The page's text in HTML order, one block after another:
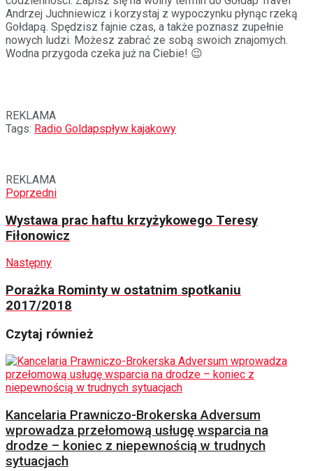
Andrzej Juchniewicz i korzystaj z wypoczynku płynąc rzeką
Gołdapą. Spędzisz fajnie czas, a także poznasz zupełnie
nowych ludzi. Możesz zabrać ze sobą swoich znajomych.
Wodna przygoda czeka już na Ciebie! 😉
REKLAMA
Tags: Radio Goldapspływ kajakowy
REKLAMA
Poprzedni
Wystawa prac haftu krzyżykowego Teresy
Fiłonowicz
Następny
Porażka Rominty w ostatnim spotkaniu
2017/2018
Czytaj również
Kancelaria Prawniczo-Brokerska Adversum
wprowadza przełomową usługę wsparcia na
drodze – koniec z niepewnością w trudnych
sytuacjach